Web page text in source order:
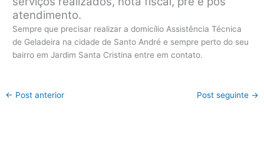
atendimento.
Sempre que precisar realizar a domicílio Assistência Técnica
de Geladeira na cidade de Santo André e sempre perto do seu
bairro em Jardim Santa Cristina entre em contato.
← Post anterior Post seguinte →